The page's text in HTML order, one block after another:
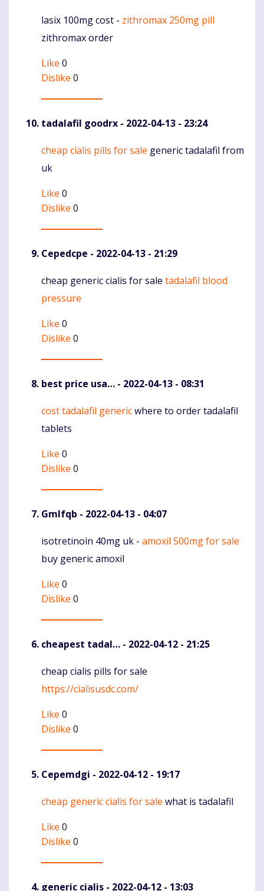
Komentaras
lasix 100mg cost - zithromax 250mg pill
zithromax order
Like 0
Dislike 0
tadalafil goodrx - 2022-04-13 - 23:24
Komentaras
cheap cialis pills for sale generic tadalafil from
uk
Like 0
Dislike 0
Cepedcpe - 2022-04-13 - 21:29
Komentaras
cheap generic cialis for sale tadalafil blood
pressure
Like 0
Dislike 0
best price usa… - 2022-04-13 - 08:31
Komentaras
cost tadalafil genericwhere to order tadalafil
tablets
Like 0
Dislike 0
Gmlfqb - 2022-04-13 - 04:07
Komentaras
isotretinoin 40mg uk - amoxil 500mg for sale
buy generic amoxil
Like 0
Dislike 0
cheapest tadal… - 2022-04-12 - 21:25
Komentaras
cheap cialis pills for sale
https://cialisusdc.com/
Like 0
Dislike 0
Cepemdgi - 2022-04-12 - 19:17
Komentaras
cheap generic cialis for sale what is tadalafil
Like 0
Dislike 0
generic cialis - 2022-04-12 - 13:03